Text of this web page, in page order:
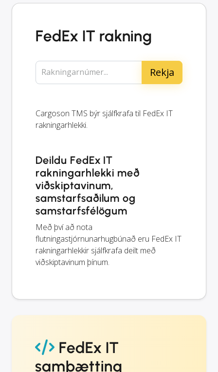
FedEx IT rakning
Rakningarnúmer...
Cargoson TMS býr sjálfkrafa til FedEx IT
rakningarhlekki.
Deildu FedEx IT
rakningarhlekki með
viðskiptavinum,
samstarfsaðilum og
samstarfsfélögum
Með því að nota
flutningastjórnunarhugbúnað eru FedEx IT
rakningarhlekkir sjálfkrafa deilt með
viðskiptavinum þínum.
FedEx IT
samþætting